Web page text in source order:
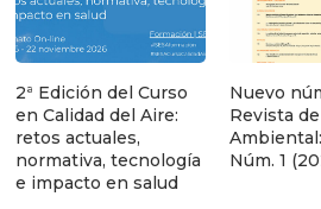
2ª Edición del Curso
en Calidad del Aire:
retos actuales,
normativa, tecnología
e impacto en salud
Nuevo
Revista
Núm. 1